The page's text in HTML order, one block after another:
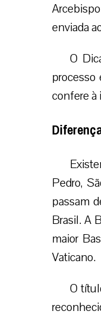
enviada
O
confere à
Pedro,
passam
Brasil. A
maior
Vaticano.
O